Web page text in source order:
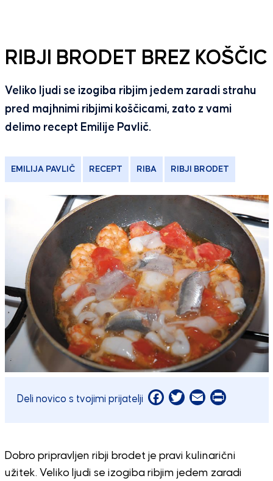
RIBJI BRODET BREZ KOŠČIC
Veliko ljudi se izogiba ribjim jedem zaradi strahu
pred majhnimi ribjimi koščicami, zato z vami
delimo recept Emilije Pavlič.
EMILIJA PAVLIČ RECEPT RIBA RIBJI BRODET
Deli novico s tvojimi prijatelji Facebook
Twitter
EmailPrint
Dobro pripravljen ribji brodet je pravi kulinarični
užitek. Veliko ljudi se izogiba ribjim jedem zaradi